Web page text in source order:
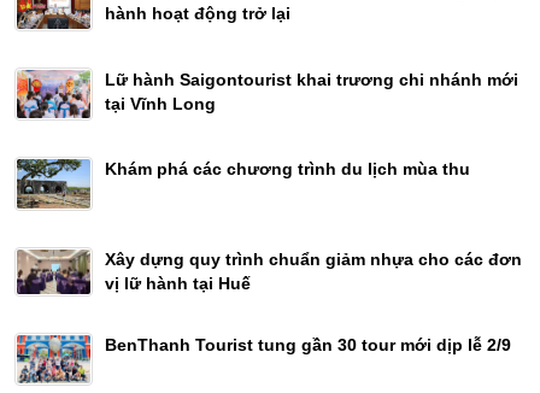
hành hoạt động trở lại
Lữ hành Saigontourist khai trương chi nhánh mới
tại Vĩnh Long
Khám phá các chương trình du lịch mùa thu
Xây dựng quy trình chuẩn giảm nhựa cho các đơn
vị lữ hành tại Huế
BenThanh Tourist tung gần 30 tour mới dịp lễ 2/9